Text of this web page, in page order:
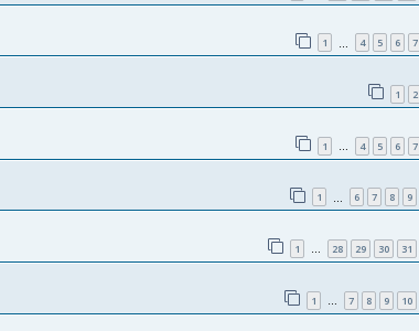
1 4 5 6 7
1 2
1 … 4 5 6 7
1 6 7 8 9
1 … 28 29 30 31
1 7 8 9 10